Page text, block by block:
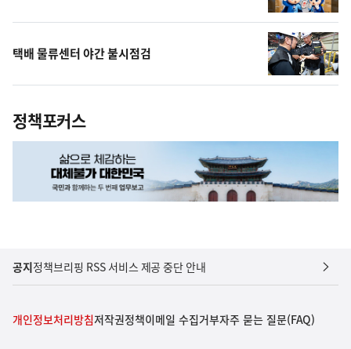
택배 물류센터 야간 불시점검
정책포커스
공지정책브리핑 RSS 서비스 제공 중단 안내
개인정보처리방침저작권정책이메일 수집거부자주 묻는 질문(FAQ)